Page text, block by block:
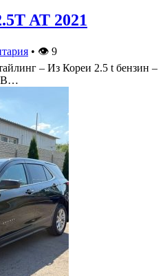
AT 2021
• 👁 9
– Из Кореи 2.5 t бензин –
В…